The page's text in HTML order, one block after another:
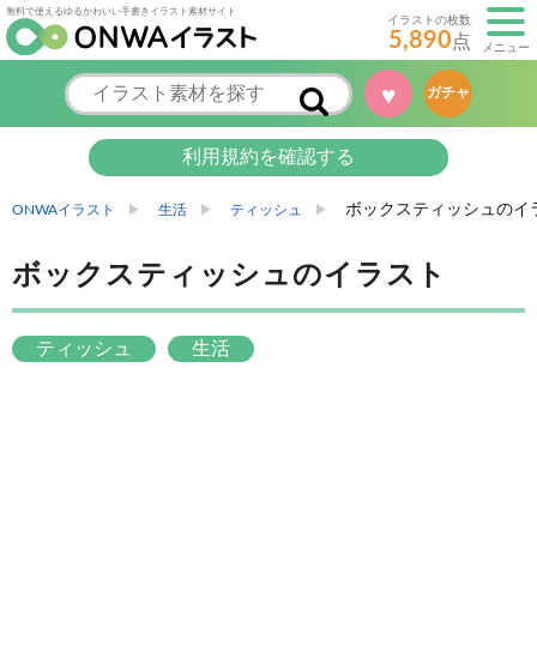
無料で使えるゆるかわいい手書きイラスト素材サイト
イラストの枚数
5,890点 メニュー
♥ ガチャ
利用規約を確認する
ONWAイラスト 生活 ティッシュ ボックスティッシュのイ
ボックスティッシュのイラスト
ティッシュ 生活